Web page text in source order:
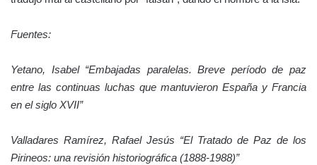
Fuentes:
Yetano, Isabel “Embajadas paralelas. Breve período de paz
entre las continuas luchas que mantuvieron España y Francia
en el siglo XVII”
Valladares Ramírez, Rafael Jesús “El Tratado de Paz de los
Pirineos: una revisión historiográfica (1888-1988)”